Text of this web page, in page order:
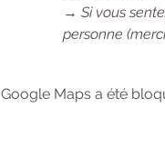
→ Si vous
personne
Google Maps a été